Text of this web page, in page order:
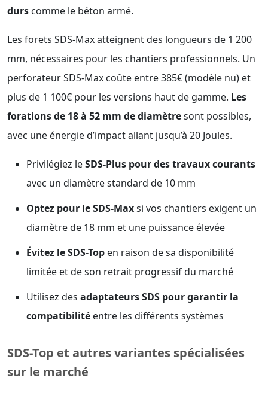
durs comme le béton armé.
Les forets SDS-Max atteignent des longueurs de 1 200
mm, nécessaires pour les chantiers professionnels. Un
perforateur SDS-Max coûte entre 385€ (modèle nu) et
plus de 1 100€ pour les versions haut de gamme. Les
forations de 18 à 52 mm de diamètresont possibles,
avec une énergie d’impact allant jusqu’à 20 Joules.
Privilégiez leSDS-Plus pour des travaux courants
avec un diamètre standard de 10 mm
Optez pour le SDS-Maxsi vos chantiers exigent un
diamètre de 18 mm et une puissance élevée
Évitez le SDS-Top en raison de sa disponibilité
limitée et de son retrait progressif du marché
Utilisez des adaptateurs SDS pour garantir la
compatibilité entre les différents systèmes
SDS-Top et autres variantes spécialisées
sur le marché